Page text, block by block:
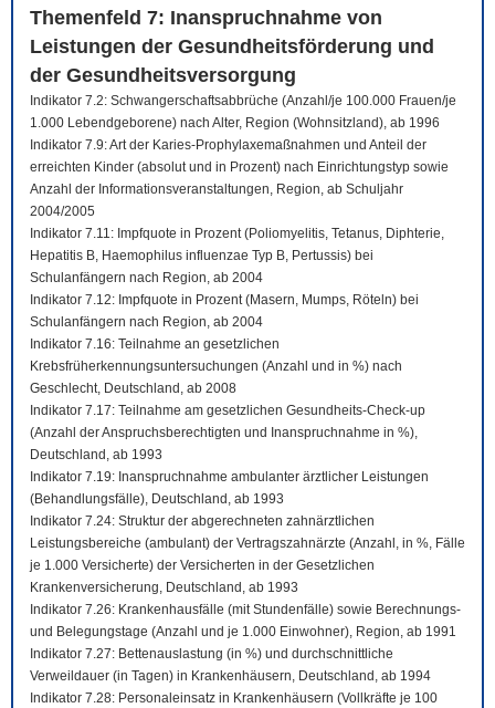
Themenfeld 7: Inanspruchnahme von
Leistungen der Gesundheitsförderung und
der Gesundheitsversorgung
Indikator 7.2: Schwangerschaftsabbrüche (Anzahl/je 100.000 Frauen/je
1.000 Lebendgeborene) nach Alter, Region (Wohnsitzland), ab 1996
Indikator 7.9: Art der Karies-Prophylaxemaßnahmen und Anteil der
erreichten Kinder (absolut und in Prozent) nach Einrichtungstyp sowie
Anzahl der Informationsveranstaltungen, Region, ab Schuljahr
2004/2005
Indikator 7.11: Impfquote in Prozent (Poliomyelitis, Tetanus, Diphterie,
Hepatitis B, Haemophilus influenzae Typ B, Pertussis) bei
Schulanfängern nach Region, ab 2004
Indikator 7.12: Impfquote in Prozent (Masern, Mumps, Röteln) bei
Schulanfängern nach Region, ab 2004
Indikator 7.16: Teilnahme an gesetzlichen
Krebsfrüherkennungsuntersuchungen (Anzahl und in %) nach
Geschlecht, Deutschland, ab 2008
Indikator 7.17: Teilnahme am gesetzlichen Gesundheits-Check-up
(Anzahl der Anspruchsberechtigten und Inanspruchnahme in %),
Deutschland, ab 1993
Indikator 7.19: Inanspruchnahme ambulanter ärztlicher Leistungen
(Behandlungsfälle), Deutschland, ab 1993
Indikator 7.24: Struktur der abgerechneten zahnärztlichen
Leistungsbereiche (ambulant) der Vertragszahnärzte (Anzahl, in %, Fälle
je 1.000 Versicherte) der Versicherten in der Gesetzlichen
Krankenversicherung, Deutschland, ab 1993
Indikator 7.26: Krankenhausfälle (mit Stundenfälle) sowie Berechnungs-
und Belegungstage (Anzahl und je 1.000 Einwohner), Region, ab 1991
Indikator 7.27: Bettenauslastung (in %) und durchschnittliche
Verweildauer (in Tagen) in Krankenhäusern, Deutschland, ab 1994
Indikator 7.28: Personaleinsatz in Krankenhäusern (Vollkräfte je 100